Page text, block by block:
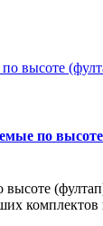
по